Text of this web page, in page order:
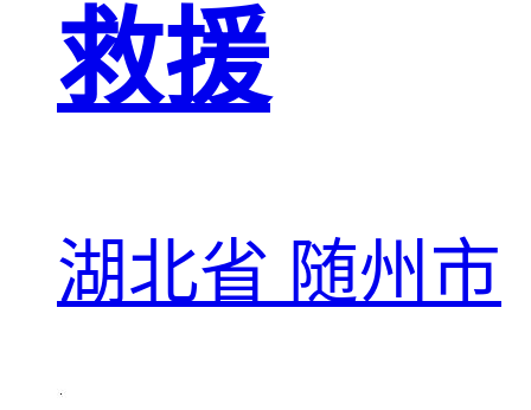
救援
湖北省 随州市